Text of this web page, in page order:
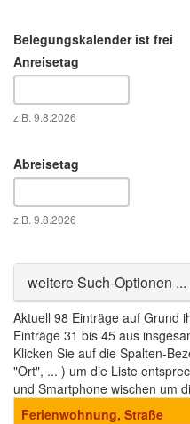
Belegungskalender ist frei
Anreisetag
Datum
z.B. 9.8.2026
Abreisetag
Datum
z.B. 9.8.2026
Ausblenden
weitere Such-Optionen ...
Aktuell 98 Einträge auf Grund
Einträge 31 bis 45 aus
Klicken Sie auf die Spalten-
"Ort", ... ) um die Liste
und Smartphone wischen um
Ferienwohnung, Straße